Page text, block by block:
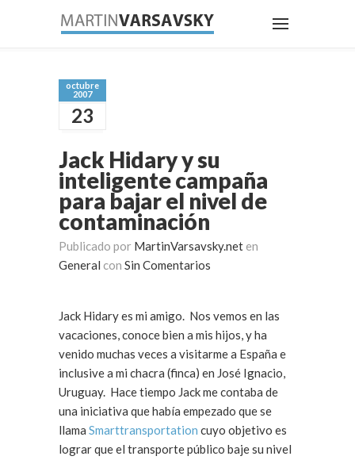
octubre
2007
23
Jack Hidary y su
inteligente campaña
para bajar el nivel de
contaminación
Publicado por MartinVarsavsky.net en
General con Sin Comentarios
Jack Hidary es mi amigo. Nos vemos en las
vacaciones, conoce bien a mis hijos, y ha
venido muchas veces a visitarme a España e
inclusive a mi chacra (finca) en José Ignacio,
Uruguay. Hace tiempo Jack me contaba de
una iniciativa que había empezado que se
llama Smarttransportation cuyo objetivo es
lograr que el transporte público baje su nivel